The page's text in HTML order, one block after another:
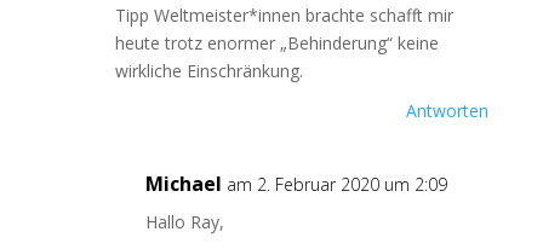
Tipp Weltmeister*innen brachte schafft mir
heute trotz enormer „Behinderung“ keine
wirkliche Einschränkung.
Antworten
Michael am 2. Februar 2020 um 2:09
Hallo Ray,